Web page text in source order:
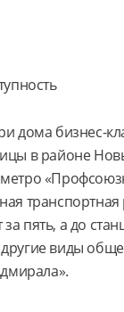
дома бизнес-
в районе
пять, а до
виды